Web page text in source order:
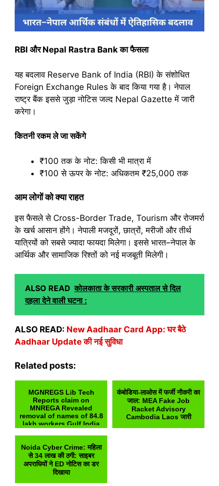
RBI और Nepal Rastra Bank का फैसला
यह बदलाव Reserve Bank of India (RBI) के संशोधित
Foreign Exchange Rules के बाद किया गया है। नेपाल
राष्ट्र बैंक इससे जुड़ा नोटिस जल्द Nepal Gazette में जारी
करेगा।
कितनी रकम ले जा सकेंगे
₹100 तक के नोट: किसी भी मात्रा में
₹100 से ऊपर के नोट: अधिकतम ₹25,000 तक
आम लोगों को क्या राहत
इस फैसले से Cross-Border Trade, Tourism और रोजमर्रा
के खर्च आसान होंगे। नेपाली मजदूरों, छात्रों, मरीजों और तीर्थ
यात्रियों को सबसे ज्यादा फायदा मिलेगा। इससे भारत–नेपाल के
आर्थिक और सामाजिक रिश्तों को नई मजबूती मिलेगी।
ALSO READ कोलकाता के सरकारी अस्पताल से दिल
दहला देने वाली घटना :
ALSO READ: New Aadhaar Card App: घर बैठे
Aadhaar Update की नई सुविधा
Related posts:
MGNREGS Lib Tech
Reports claim on
MNREGA Revealed
removal of names of 84.8
lakh workers Gulf India
कंबोडिया-लाओस में फर्जी नौकरी का
जाल: MEA Fake Job
Racket Advisory
Cambodia Laos जारी
Noida Cyber Crime: महिला
से 34 लाख की ठगी: साइबर
अपराधियों ने ED नोटिस का डर
दिखाया